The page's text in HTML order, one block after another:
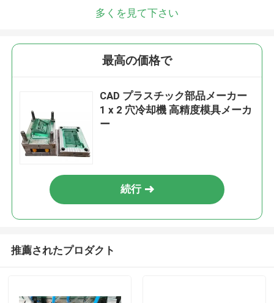
多くを見て下さい
最高の価格で
CAD プラスチック部品メーカー
1 x 2 穴冷却機 高精度模具メーカ
ー
続行
推薦されたプロダクト